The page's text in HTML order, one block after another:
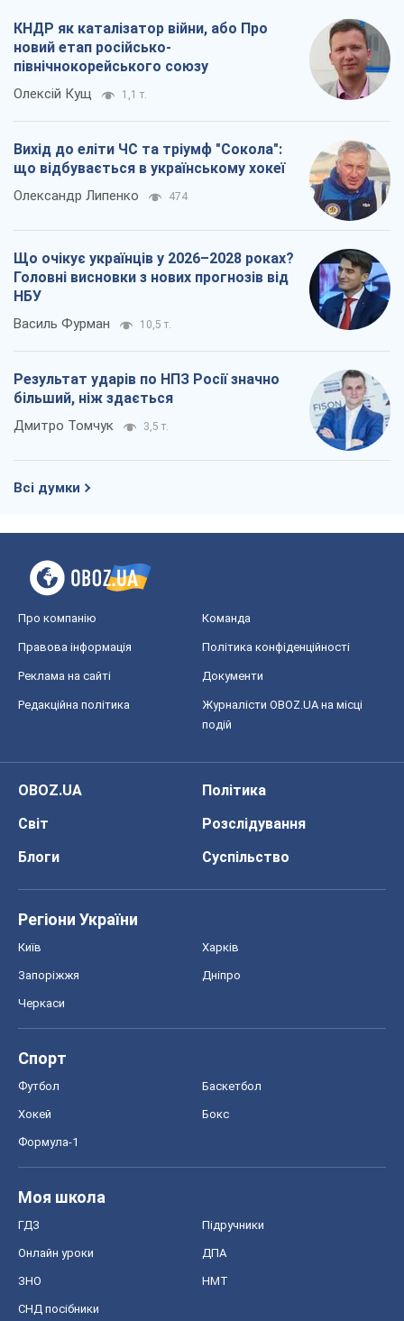
КНДР як каталізатор війни, або Про
новий етап російсько-
північнокорейського союзу
Олексій Кущ 1,1 т.
Вихід до еліти ЧС та тріумф "Сокола":
що відбувається в українському хокеї
Олександр Липенко 474
Що очікує українців у 2026–2028 роках?
Головні висновки з нових прогнозів від
НБУ
Василь Фурман 10,5 т.
Результат ударів по НПЗ Росії значно
більший, ніж здається
Дмитро Томчук 3,5 т.
Всі думки
Про компанію Команда
Правова інформація Політика конфіденційності
Реклама на сайті Документи
Редакційна політика
Журналісти OBOZ.UA на місці
подій
OBOZ.UA
Політика
Світ
Розслідування
Блоги
Суспільство
Регіони України
Київ Харків
Запоріжжя Дніпро
Черкаси
Спорт
Футбол Баскетбол
Хокей Бокс
Формула-1
Моя школа
ГДЗ Підручники
Онлайн уроки ДПА
ЗНО НМТ
СНД посібники